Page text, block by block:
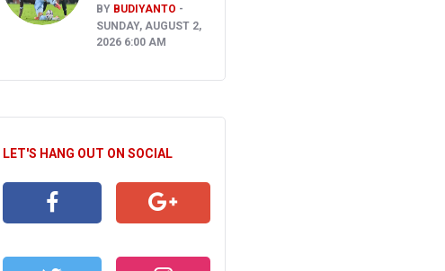
BY BUDIYANTO
SUNDAY, AUGUST 2,
2026 6:00 AM
LET'S HANG OUT ON SOCIAL